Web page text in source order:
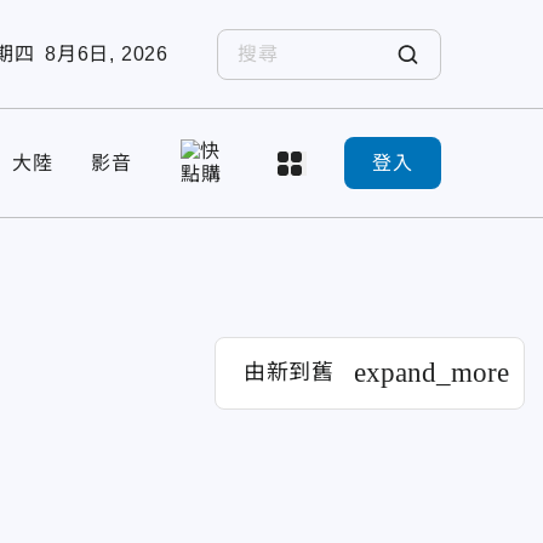
四 8月6日, 2026
大陸 影音 登入
由新到舊 expand_more